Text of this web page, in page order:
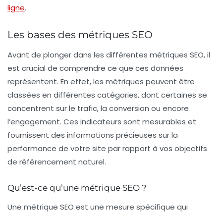
ligne.
Les bases des métriques SEO
Avant de plonger dans les différentes métriques SEO, il
est crucial de comprendre ce que ces données
représentent. En effet, les métriques peuvent être
classées en différentes catégories, dont certaines se
concentrent sur le trafic, la conversion ou encore
l’engagement. Ces indicateurs sont mesurables et
fournissent des informations précieuses sur la
performance de votre site par rapport à vos objectifs
de référencement naturel.
Qu’est-ce qu’une métrique SEO ?
Une métrique SEO est une mesure spécifique qui